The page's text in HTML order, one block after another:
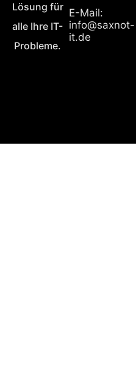
Lösung für
alle Ihre IT-
Probleme.
E-Mail:
info@saxnot-
it.de